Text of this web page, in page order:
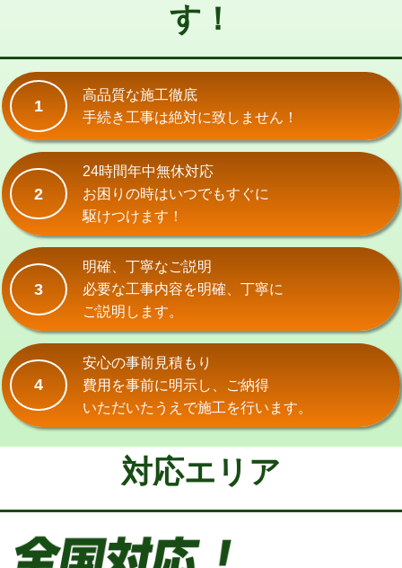
交換・取付(単水栓（壁付・デッキ
式・ワンホール）)
交換・取付(排水栓・排水トラップ
（P/S/ポップアップ））
22,000円+材料費
交換・取付（その他部品）
持込商品取付（単水栓）
持込商品取付（混合水栓） 16,500円
持込商品取付（浄水器・分岐水栓） 16,500円
給水管工事※（ホール加工)
給水管工事※（バンド止め)
給水管工事※（支持金具設置) 5,500円
給水管工事※（保温材使用（バンド止
め込み）)
5,500円
給水管工事※（土の掘削・埋め戻し作
11,000円
給水管工事※（塩ビ管（VP・HI）使
用/3ｍまで)
す！
1
高品質な施工徹底
手続き工事は絶対に致しません！
2
24時間年中無休対応
お困りの時はいつでもすぐに
駆けつけます！
3
明確、丁寧なご説明
必要な工事内容を明確、丁寧に
ご説明します。
4
安心の事前見積もり
費用を事前に明示し、ご納得
いただいたうえで施工を行います。
対応エリア